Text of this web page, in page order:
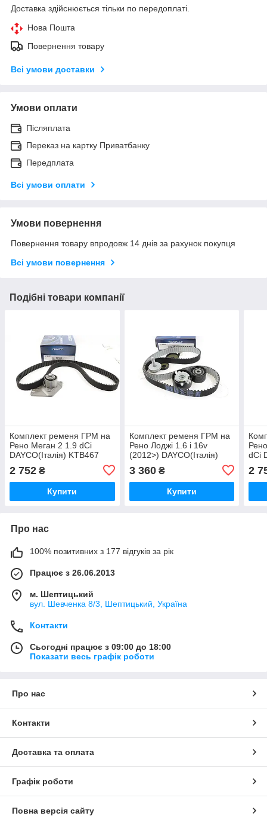
Доставка здійснюється тільки по передоплаті.
Нова Пошта
Повернення товару
Всі умови доставки
Умови оплати
Післяплата
Переказ на картку Приватбанку
Передплата
Всі умови оплати
Умови повернення
Повернення товару впродовж 14 днів за рахунок покупця
Всі умови повернення
Подібні товари компанії
Комплект ременя ГРМ на
Рено Меган 2 1.9 dCi
DAYCO(Італія) KTB467
2 752 ₴
Купити
Комплект ременя ГРМ на
Рено Лоджі 1.6 i 16v
(2012>) DAYCO(Італія)
3 360₴
Купити
dCi
2
Про нас
100% позитивних з 177 відгуків за рік
Працює з 26.06.2013
м. Шептицький
вул. Шевченка 8/3, Шептицький, Україна
Контакти
Сьогодні працює з 09:00 до 18:00
Показати весь графік роботи
Про нас
Контакти
Доставка та оплата
Графік роботи
Повна версія сайту